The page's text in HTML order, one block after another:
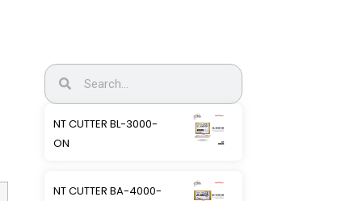
NT CUTTER BL-3000-
ON
NT CUTTER BA-4000-